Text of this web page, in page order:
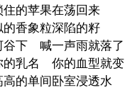
住的苹果在荡回来
的香象粒深陷的籽
谷下 喊一声雨就落了
的乳名 你的血型就
高的单间卧室浸透水